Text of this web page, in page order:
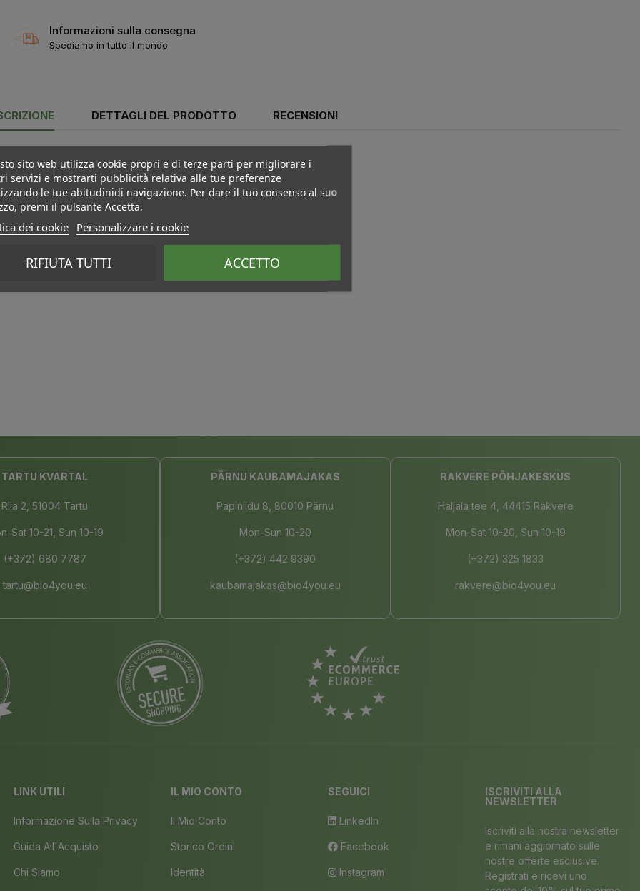
Informazioni sulla consegna
Spediamo in tutto il mondo
DETTAGLI DEL PRODOTTO RECENSIONI
TARTU KVARTAL
Riia 2, 51004 Tartu
Sat 10-21, Sun 10-19
(+372) 680 7787
tartu@bio4you.eu
PÄRNU KAUBAMAJAKAS
Papiniidu 8, 80010 Pärnu
Mon-Sun 10-20
(+372) 442 9390
kaubamajakas@bio4you.eu
RAKVERE PÕHJAKESKUS
Haljala tee 4, 44415 Rakvere
Mon-Sat 10-20, Sun 10-19
(+372) 325 1833
rakvere@bio4you.eu
LINK UTILI
Informazione Sulla Privacy
Guida All´acquisto
Chi Siamo
IL MIO CONTO
Il Mio Conto
Storico Ordini
Identità
SEGUICI
LinkedIn
Facebook
Instagram
ISCRIVITI ALLA
NEWSLETTER
Iscriviti alla nostra newsletter
e rimani aggiornato sulle
nostre offerte esclusive.
Registrati e ricevi uno
sito web utilizza cookie propri e di terze parti per migliorare i
servizi e mostrarti pubblicità relativa alle tue preferenze
le tue abitudinidi navigazione. Per dare il tuo consenso al suo
premi il pulsante Accetta.
dei cookie Personalizzare i cookie
RIFIUTA TUTTI ACCETTO